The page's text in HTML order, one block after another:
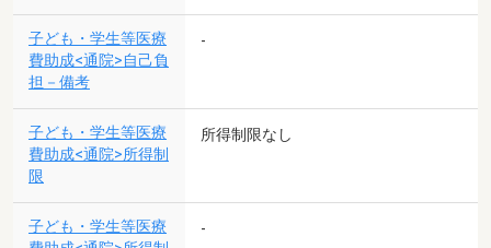
子ども・学生等医療
費助成<通院>自己負
担－備考
-
子ども・学生等医療
費助成<通院>所得制
限
所得制限なし
子ども・学生等医療
-